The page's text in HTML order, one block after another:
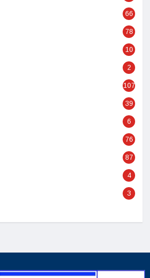
66
78
10
2
107
39
6
76
87
4
3